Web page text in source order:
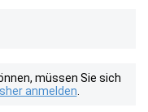
müssen Sie sich
anmelden